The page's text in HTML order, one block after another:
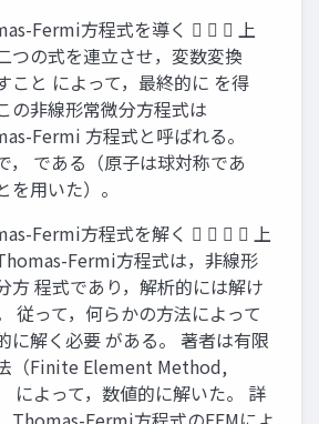
Fermi方程式を導く    上
つの式を連立させ，変数変換
こと によって，最終的に を得
の非線形常微分方程式は
Fermi 方程式と呼ばれる。
， である（原子は球対称であ
を用いた）。
Fermi方程式を解く     上
Fermi方程式は，非線形
方 程式であり，解析的には解け
従って，何らかの方法によって
に解く必要 がある。 著者は有限
（Finite Element Method,
によって，数値的に解いた。 詳